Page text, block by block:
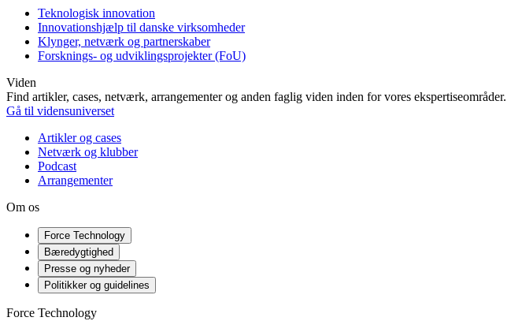
Teknologisk innovation
Innovationshjælp til danske virksomheder
Klynger, netværk og partnerskaber
Forsknings- og udviklingsprojekter (FoU)
Viden
Find artikler, cases, netværk, arrangementer og anden faglig viden inden for vores ekspertiseområder.
Gå til vidensuniverset
Artikler og cases
Netværk og klubber
Podcast
Arrangementer
Om os
Force Technology
Bæredygtighed
Presse og nyheder
Politikker og guidelines
Force Technology